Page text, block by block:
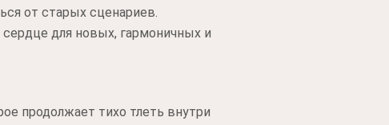
от старых сценариев.
для новых, гармоничных и
продолжает тихо тлеть внутри